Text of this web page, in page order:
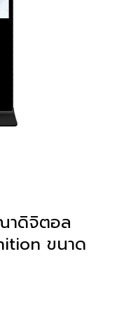
าดิจิตอล
ขนาด